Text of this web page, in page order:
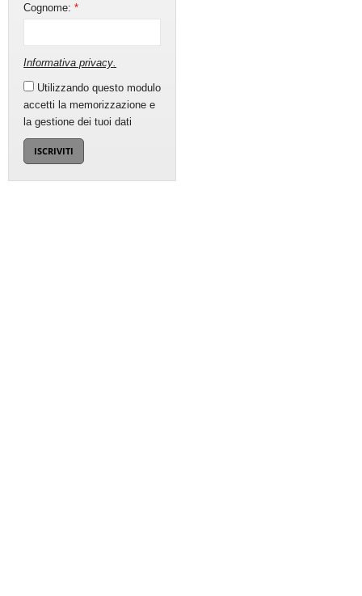
Cognome:*
Informativa privacy
Utilizzando questo modulo
accetti la memorizzazione e
la gestione dei tuoi dati